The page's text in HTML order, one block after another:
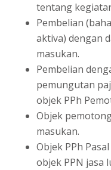
tentang
Pembelian
aktiva) dengan
masukan.
Pembelian
pemungutan
objek PPh
Objek
masukan.
Objek PPh
objek PPN jasa